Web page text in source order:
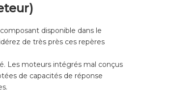
disponible dans le
de très près ces repères
Les moteurs intégrés mal conçus
de capacités de réponse